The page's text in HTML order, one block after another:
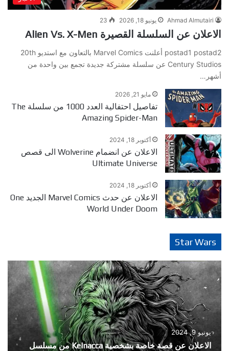
Ahmad Almutairi يونيو 18, 2026 23
الاعلان عن السلسلة القصيرة Alien Vs. X-Men
postad1 postad2 أعلنت Marvel Comics بالتعاون مع استديو 20th
Century Studios عن سلسلة مشتركة جديدة تجمع بين واحدة من
أشهر…
مايو 21, 2026
تفاصيل احتفالية العدد 1000 من سلسلة The
Amazing Spider-Man
أكتوبر 18, 2024
الاعلان عن انضمام Wolverine الى قصص
Ultimate Universe
أكتوبر 18, 2024
الاعلان عن حدث Marvel Comics الجديد One
World Under Doom
Star Wars
مارس 21, 2024